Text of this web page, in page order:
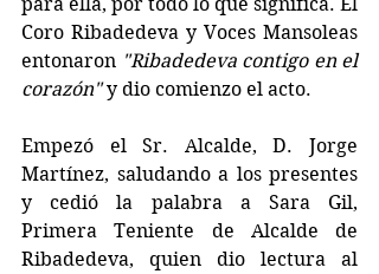
Coro Ribadedeva y Voces Mansoleas
entonaron "Ribadedeva contigo en el
corazón" y dio comienzo el acto.
Empezó el Sr. Alcalde, D. Jorge
Martínez, saludando a los presentes
y cedió la palabra a Sara Gil,
Primera Teniente de Alcalde de
Ribadedeva, quien dio lectura al